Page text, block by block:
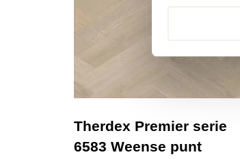
Therdex Premier serie
6583 Weense punt